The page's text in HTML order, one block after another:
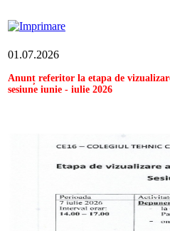
01.07.2026
Anunț referitor la etapa de
sesiune iunie - iulie 2026